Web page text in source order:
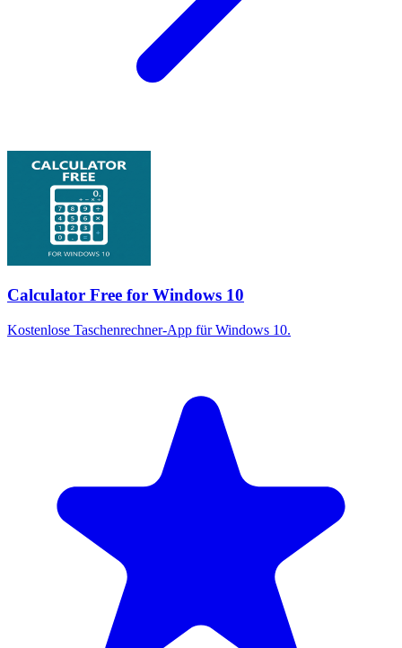
Calculator Free for Windows 10
Kostenlose Taschenrechner-App für Windows 10.